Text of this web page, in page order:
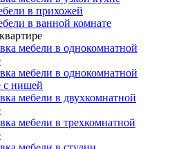
в прихожей
в ванной комнате
мебели в однокомнатной
мебели в однокомнатной
с нишей
мебели в двухкомнатной
мебели в трехкомнатной